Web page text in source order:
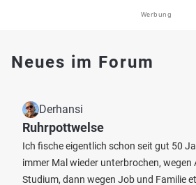
Werbung
Neues im Forum
Derhansi
Ruhrpottwelse
Ich fische eigentlich schon seit gut 50
immer Mal wieder unterbrochen, wegen
Studium, dann wegen Job und Familie